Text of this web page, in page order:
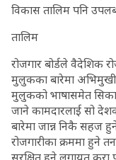
विकास तालिम पनि
तालिम
रोजगार बोर्डले वैदेशिक
मुलुकका बारेमा
मुलुकको भाषासमेत
जाने कामदारलाई सो
बारेमा जान्न निकै सहज
रोजगारीका क्रममा हुने